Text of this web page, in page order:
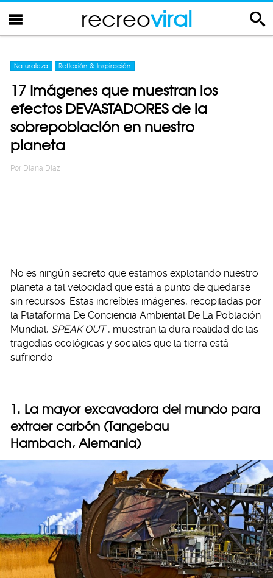
recreoviral
Naturaleza Reflexión & Inspiración
17 Imágenes que muestran los
efectos DEVASTADORES de la
sobrepoblación en nuestro
planeta
Por Diana Diaz
No es ningún secreto que estamos explotando nuestro
planeta a tal velocidad que está a punto de quedarse
sin recursos. Estas increíbles imágenes, recopiladas por
la Plataforma De Conciencia Ambiental De La Población
Mundial, SPEAK OUT , muestran la dura realidad de las
tragedias ecológicas y sociales que la tierra está
sufriendo.
1. La mayor excavadora del mundo para
extraer carbón (Tangebau
Hambach, Alemania)